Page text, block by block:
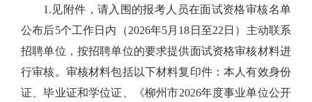
1. 见附件，请入围的报考人员在面试资格审核名单
公布后5个工作日内（2026年5月 18 日至22 日 ）主动联系
招聘单位，按招聘单位的要求提供面试资格审核材料进
行审核。审核材料包括以下材料复印件：本人有效身份
证、毕业证和学位证、《柳州市2026年度事业单位公开